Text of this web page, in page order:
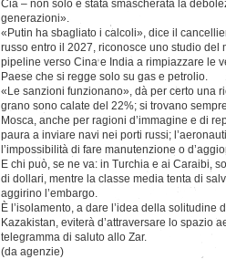
Cia – non solo è stata smascherata la
generazioni».
«Putin ha sbagliato i calcoli», dice il
russo entro il 2027, riconosce uno studio del
pipeline verso Cina e India a rimpiazzare le
Paese che si regge solo su gas e petrolio.
«Le sanzioni funzionano», dà per certo una
grano sono calate del 22%; si trovano
Mosca, anche per ragioni d’immagine e di
paura a inviare navi nei porti russi;
l’impossibilità di fare manutenzione o
E chi può, se ne va: in Turchia e ai Caraibi,
di dollari, mentre la classe media tenta di
aggirino l’embargo.
È l’isolamento, a dare l’idea della solitudine
Kazakistan, eviterà d’attraversare lo spazio
telegramma di saluto allo Zar.
(da agenzie)